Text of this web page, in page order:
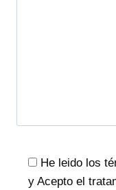
He leido los
y Acepto el